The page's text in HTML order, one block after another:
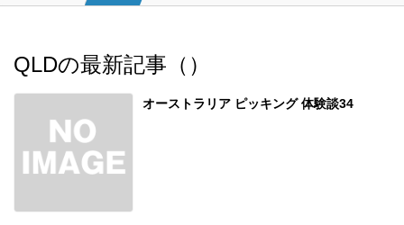
QLDの最新記事（）
オーストラリア ピッキング 体験談34